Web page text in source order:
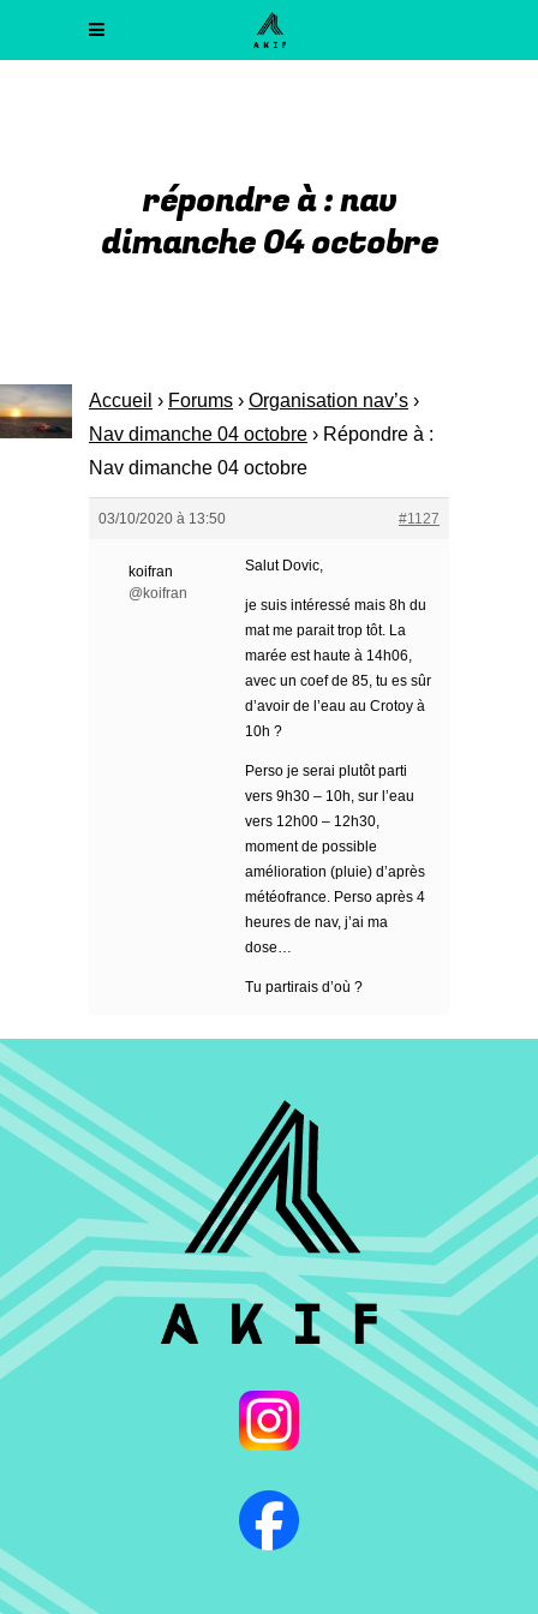
répondre à : nav
dimanche 04 octobre
Accueil › Forums › Organisation nav’s ›
Nav dimanche 04 octobre › Répondre à :
Nav dimanche 04 octobre
03/10/2020 à 13:50 #1127
koifran
@koifran
Salut Dovic,
je suis intéressé mais 8h du
mat me parait trop tôt. La
marée est haute à 14h06,
avec un coef de 85, tu es sûr
d’avoir de l’eau au Crotoy à
10h ?
Perso je serai plutôt parti
vers 9h30 – 10h, sur l’eau
vers 12h00 – 12h30,
moment de possible
amélioration (pluie) d’après
météofrance. Perso après 4
heures de nav, j’ai ma
dose…
Tu partirais d’où ?